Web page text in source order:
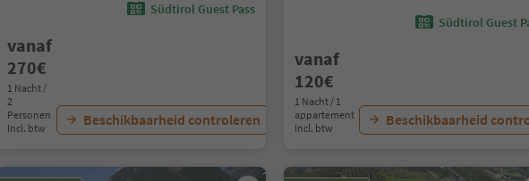
Südtirol Guest Pass
vanaf
270€
1 Nacht /
2
Personen
Incl. btw
Beschikbaarheid controleren
Südtirol Guest
vanaf
120€
1 Nacht / 1
appartement
Incl. btw
Beschikbaarheid